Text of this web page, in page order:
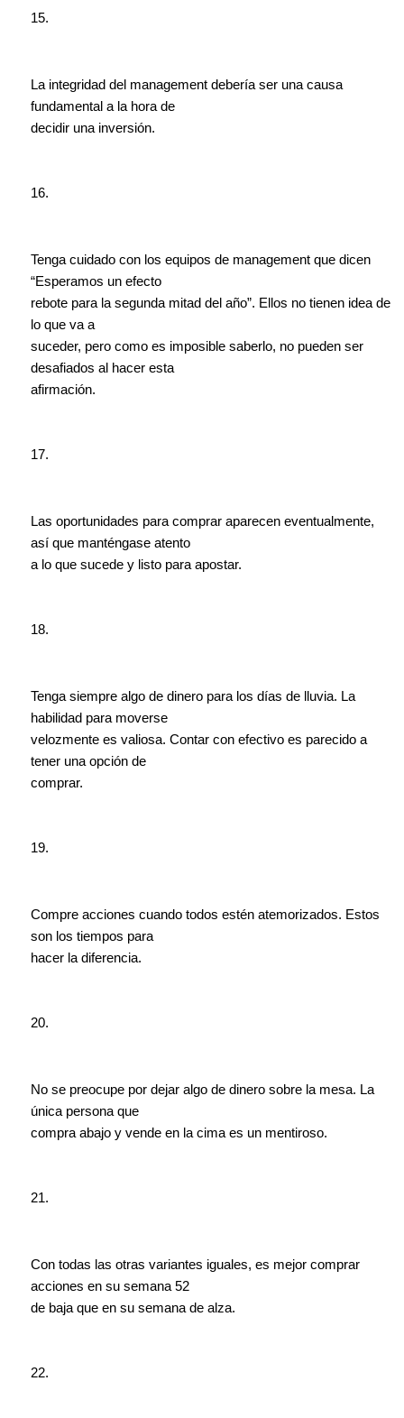
15.
La integridad del management debería ser una causa
fundamental a la hora de
decidir una inversión.
16.
Tenga cuidado con los equipos de management que dicen
“Esperamos un efecto
rebote para la segunda mitad del año”. Ellos no tienen idea de
lo que va a
suceder, pero como es imposible saberlo, no pueden ser
desafiados al hacer esta
afirmación.
17.
Las oportunidades para comprar aparecen eventualmente,
así que manténgase atento
a lo que sucede y listo para apostar.
18.
Tenga siempre algo de dinero para los días de lluvia. La
habilidad para moverse
velozmente es valiosa. Contar con efectivo es parecido a
tener una opción de
comprar.
19.
Compre acciones cuando todos estén atemorizados. Estos
son los tiempos para
hacer la diferencia.
20.
No se preocupe por dejar algo de dinero sobre la mesa. La
única persona que
compra abajo y vende en la cima es un mentiroso.
21.
Con todas las otras variantes iguales, es mejor comprar
acciones en su semana 52
de baja que en su semana de alza.
22.